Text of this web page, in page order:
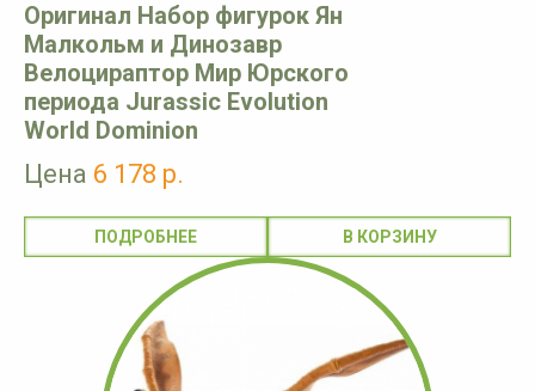
Оригинал Набор фигурок Ян
Малкольм и Динозавр
Велоцираптор Мир Юрского
периода Jurassic Evolution
World Dominion
Цена 6 178 р.
ПОДРОБНЕЕ